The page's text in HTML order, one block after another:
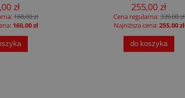
zł
160,00 zł
160,00 zł
255,00 zł
Cena regularna:339,00 zł
Najniższa cena:255,00 zł
do koszyka